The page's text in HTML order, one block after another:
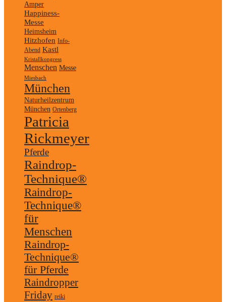
Amper
Happiness-
Messe
Heimsheim
Hitzhofen Info-
Abend Kastl
Kristallkongress
Menschen Messe
Miesbach
München
Naturheilzentrum
München Ortenberg
Patricia
Rickmeyer
Pferde
Raindrop-
Technique®
Raindrop-
Technique®
für
Menschen
Raindrop-
Technique®
für Pferde
Raindropper
Friday reiki